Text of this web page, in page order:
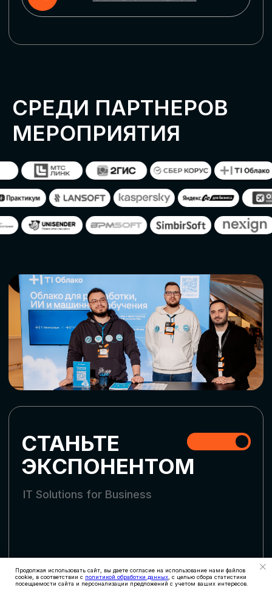
Продолжая использовать сайт, вы даете согласие на использование нами файлов
cookie, в соответствии с политикой обработки данных , с целью сбора статистики
посещаемости сайта и персонализации предложений с учетом ваших интересов.
ЗАЯВКУ
АККРЕДИТАЦИЯ
СМИ
СКАЧАТЬ ПРОГРАММУ
СТАТЬ СПИКЕРОМ
Оставьте заявку, наши менеджеры
свяжутся с вами
СТАТЬ УЧАСТНИКОМ